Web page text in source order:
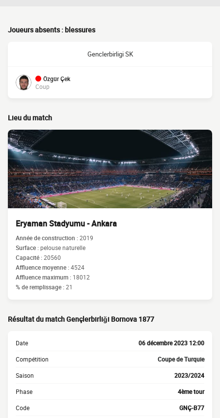
Joueurs absents : blessures
Genclerbirligi SK
Özgür Çek
Coup
Lieu du match
Eryaman Stadyumu - Ankara
Année de construction :2019
Surface :pelouse naturelle
Capacité :20560
Affluence moyenne :4524
Affluence maximum : 18012
% de remplissage :21
Résultat du match Gençlerbirliği Bornova 1877
Date 06 décembre 2023 12:00
Compétition Coupe de Turquie
Saison 2023/2024
Phase 4ème tour
Code GNÇ-B77